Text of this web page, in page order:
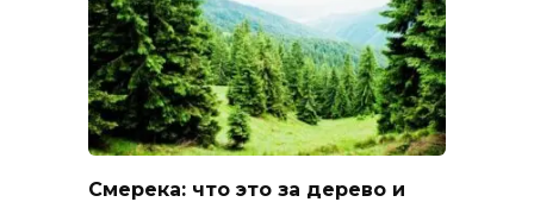
Смерека: что это за дерево и